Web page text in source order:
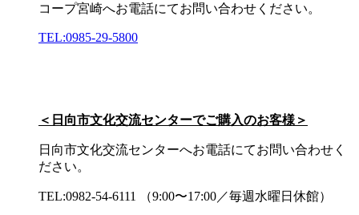
コープ宮崎へお電話にてお問い合わせください。
TEL:0985-29-5800
＜日向市文化交流センターでご購入のお客様＞
日向市文化交流センターへお電話にてお問い合わせく
ださい。
TEL:0982-54-6111 （9:00〜17:00／毎週水曜日休館）